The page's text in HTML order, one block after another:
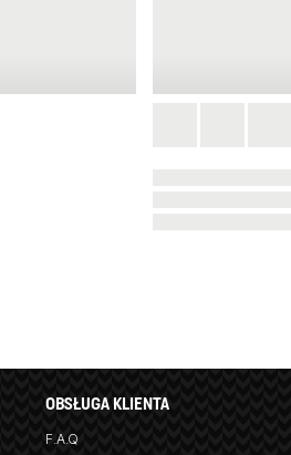
OBSŁUGA KLIENTA
F.A.Q